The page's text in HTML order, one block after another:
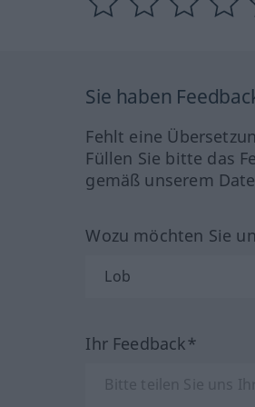
Sie haben
Fehlt eine
Füllen Sie bitte das
gemäß unserem
Wozu möchten Sie
Ihr Feedback*